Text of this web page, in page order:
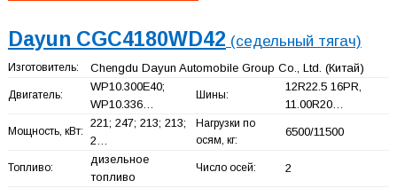
Dayun CGC4180WD42 (седельный тягач)
Изготовитель: Chengdu Dayun Automobile Group Co., Ltd. (Китай)
Двигатель:
WP10.300E40;
WP10.336…
Шины:
12R22.5 16PR,
11.00R20…
Мощность, кВт:
221; 247; 213; 213;
2…
Нагрузки по
осям, кг:
6500/11500
Топливо:
дизельное
топливо
Число осей: 2